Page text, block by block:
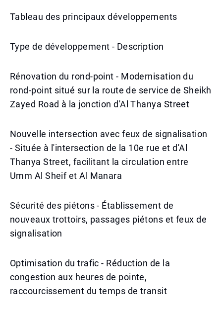
Tableau des principaux développements
Type de développement - Description
Rénovation du rond-point - Modernisation du
rond-point situé sur la route de service de Sheikh
Zayed Road à la jonction d'Al Thanya Street
Nouvelle intersection avec feux de signalisation
- Située à l'intersection de la 10e rue et d'Al
Thanya Street, facilitant la circulation entre
Umm Al Sheif et Al Manara
Sécurité des piétons - Établissement de
nouveaux trottoirs, passages piétons et feux de
signalisation
Optimisation du trafic - Réduction de la
congestion aux heures de pointe,
raccourcissement du temps de transit